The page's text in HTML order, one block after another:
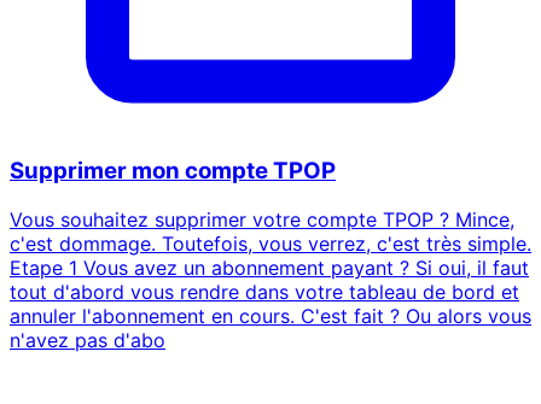
Supprimer mon compte TPOP
Vous souhaitez supprimer votre compte TPOP ? Mince,
c'est dommage. Toutefois, vous verrez, c'est très simple.
Etape 1 Vous avez un abonnement payant ? Si oui, il faut
tout d'abord vous rendre dans votre tableau de bord et
annuler l'abonnement en cours. C'est fait ? Ou alors vous
n'avez pas d'abo